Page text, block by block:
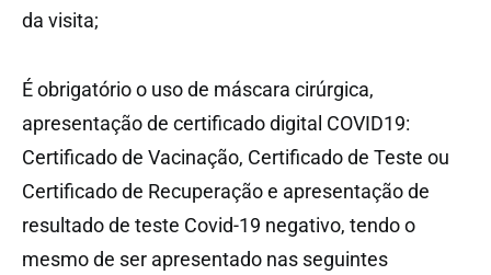
da visita;
É obrigatório o uso de máscara cirúrgica,
apresentação de certificado digital COVID19:
Certificado de Vacinação, Certificado de Teste ou
Certificado de Recuperação e apresentação de
resultado de teste Covid-19 negativo, tendo o
mesmo de ser apresentado nas seguintes